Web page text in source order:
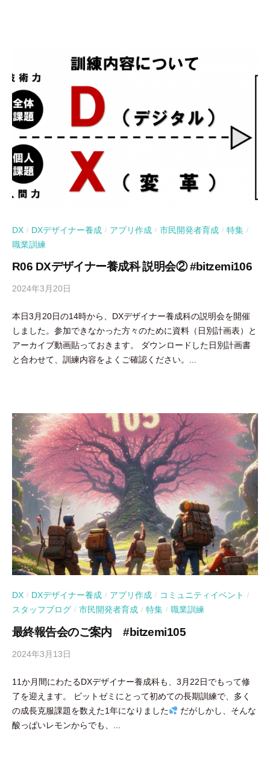
DX / DXデザイナー養成 / アプリ作成 / 市民開発者育成 / 特集 /
職業訓練
R06 DXデザイナー養成科 説明会② #bitzemi106
2024年3月20日
吉
田
豪
本日3月20日の14時から、DXデザイナー養成科の説明会を開催
しました。参加できなかった方々のために資料（日別計画表）と
アーカイブ動画貼っておきます。 ダウンロードした日別計画書
と合わせて、訓練内容をよくご確認ください。...
DX / DXデザイナー養成 / アプリ作成 / コミュニティイベント /
スタッフブログ / 市民開発者育成 / 特集 / 職業訓練
最終報告会のご案内 #bitzemi105
2024年3月13日
吉
田
豪
11か月間にわたるDXデザイナー養成科も、3月22日でもって修
了を迎えます。 ビットゼミにとって初めての長期訓練で、多く
の成長克服課題を数えた1年になりました
だがしかし、そんな
酸っぱいレモンからでも、...